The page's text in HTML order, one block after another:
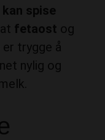
kan spise
fetaost og
trygge å
nylig og